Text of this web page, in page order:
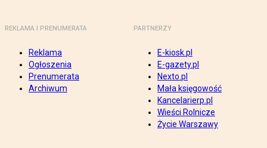
REKLAMA I PRENUMERATA
Reklama
Ogłoszenia
Prenumerata
Archiwum
PARTNERZY
E-kiosk.pl
E-gazety.pl
Nexto.pl
Mała księgowość
Kancelarierp.pl
Wieści Rolnicze
Życie Warszawy